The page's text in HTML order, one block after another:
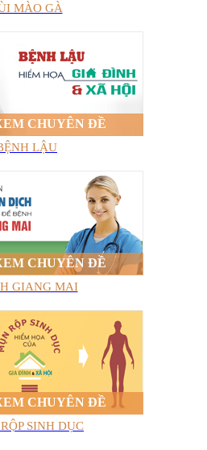
MÀO GÀ
CHUYÊN ĐỀ
LẬU
CHUYÊN ĐỀ
GIANG MAI
CHUYÊN ĐỀ
SINH DỤC